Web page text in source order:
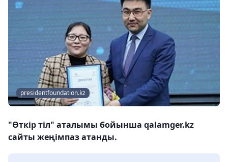
presidentfoundation.kz
"Өткір тіл" аталымы бойынша qalamger.kz
сайты жеңімпаз атанды.